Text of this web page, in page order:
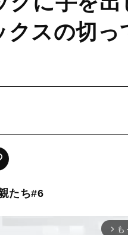
クスの切っ
たち#6
arrow_forward_ios も